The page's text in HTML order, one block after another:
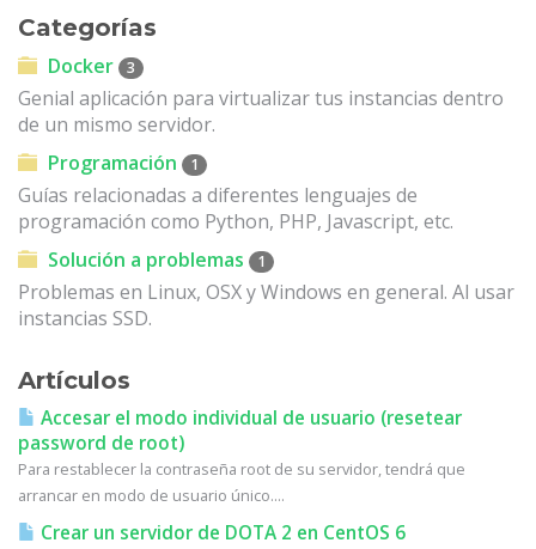
Categorías
Docker 3
Genial aplicación para virtualizar tus instancias dentro
de un mismo servidor.
Programación
1
Guías relacionadas a diferentes lenguajes de
programación como Python, PHP, Javascript, etc.
Solución a problemas
1
Problemas en Linux, OSX y Windows en general. Al usar
instancias SSD.
Artículos
Accesar el modo individual de usuario (resetear
password de root)
Para restablecer la contraseña root de su servidor, tendrá que
arrancar en modo de usuario único....
Crear un servidor de DOTA 2 en CentOS 6